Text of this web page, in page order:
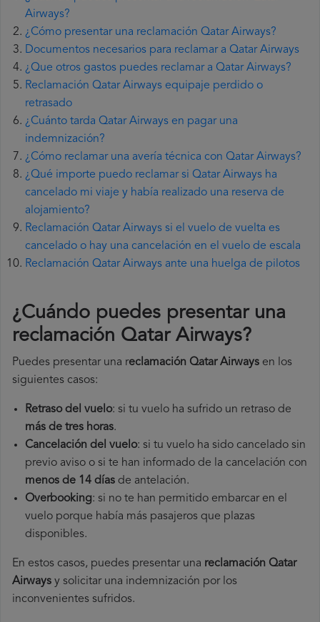
Airways?
¿Cómo presentar una reclamación Qatar Airways?
Documentos necesarios para reclamar a Qatar Airways
¿Que otros gastos puedes reclamar a Qatar Airways?
Reclamación Qatar Airways equipaje perdido o
retrasado
¿Cuánto tarda Qatar Airways en pagar una
indemnización?
¿Cómo reclamar una avería técnica con Qatar Airways?
¿Qué importe puedo reclamar si Qatar Airways ha
cancelado mi viaje y había realizado una reserva de
alojamiento?
Reclamación Qatar Airways si el vuelo de vuelta es
cancelado o hay una cancelación en el vuelo de escala
Reclamación Qatar Airways ante una huelga de pilotos
¿Cuándo puedes presentar una
reclamación Qatar Airways?
Puedes presentar una reclamación Qatar Airways en los
siguientes casos:
Retraso del vuelo: si tu vuelo ha sufrido un retraso de
más de tres horas.
Cancelación del vuelo: si tu vuelo ha sido cancelado sin
previo aviso o si te han informado de la cancelación con
menos de 14 días de antelación.
Overbooking: si no te han permitido embarcar en el
vuelo porque había más pasajeros que plazas
disponibles.
En estos casos, puedes presentar una reclamación Qatar
Airways​ y solicitar una indemnización por los
inconvenientes sufridos.